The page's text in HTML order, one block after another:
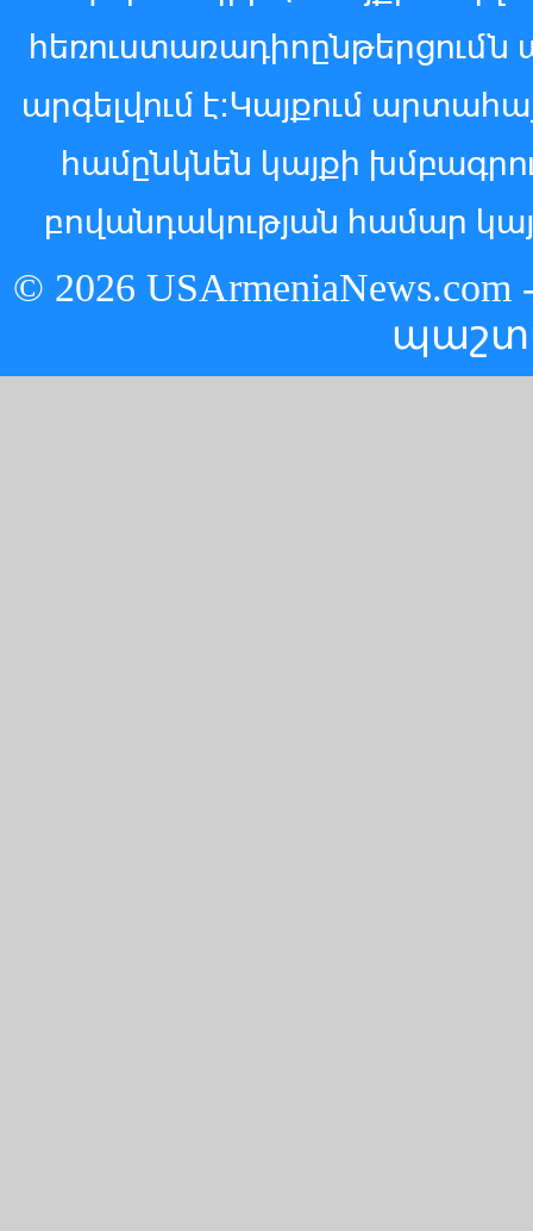
հեռուստառադիոընթերցումն
արգելվում է:Կայքում
համընկնեն կայքի
բովանդակության համար
© 2026